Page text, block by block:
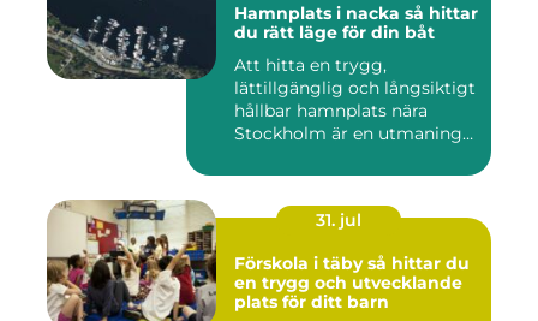
Hamnplats i nacka så hittar
du rätt läge för din båt
Att hitta en trygg,
lättillgänglig och långsiktigt
hållbar hamnplats nära
Stockholm är en utmaning
31. jul
Förskola i täby så hittar du
en trygg och utvecklande
plats för ditt barn